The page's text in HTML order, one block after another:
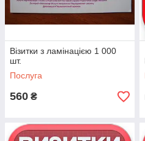
Візитки з ламінацією 1 000
шт.
Послуга
560 ₴